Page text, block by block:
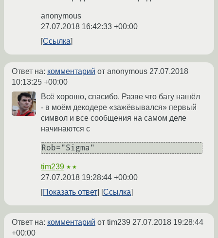
anonymous
27.07.2018 16:42:33 +00:00
Ссылка
Ответ на: комментарий от anonymous 27.07.2018
10:13:25 +00:00
Всё хорошо, спасибо. Разве что багу нашёл
- в моём декодере «зажёвывался» первый
символ и все сообщения на самом деле
начинаются с
Rob="Sigma"
tim239 ★★
27.07.2018 19:28:44 +00:00
Показать ответ
Ссылка
Ответ на: комментарий от tim239 27.07.2018 19:28:44
+00:00